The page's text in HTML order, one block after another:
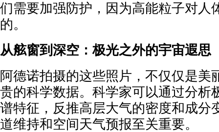
们需要加强防护，因为高能粒子对人
的。
从舷窗到深空：极光之外的宇宙遐思
阿德诺拍摄的这些照片，不仅仅是美
贵的科学数据。科学家可以通过分析
谱特征，反推高层大气的密度和成分
道维持和空间天气预报至关重要。